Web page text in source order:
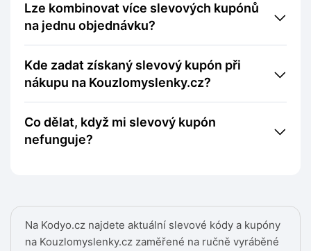
Na Kodyo.cz najdete aktuální slevové kódy a kupóny
na Kouzlomyslenky.cz zaměřené na ručně vyráběné
Lze kombinovat více slevových kupónů
na jednu objednávku?
Kde zadat získaný slevový kupón při
nákupu na Kouzlomyslenky.cz?
Co dělat, když mi slevový kupón
nefunguje?